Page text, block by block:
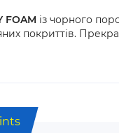
FOAM із чорного
покриттів.